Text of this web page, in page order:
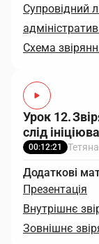
Супровідний
Схема
Урок 12.
слід
00:12:21
Додаткові
Презентація
Внутрішнє
Зовнішнє